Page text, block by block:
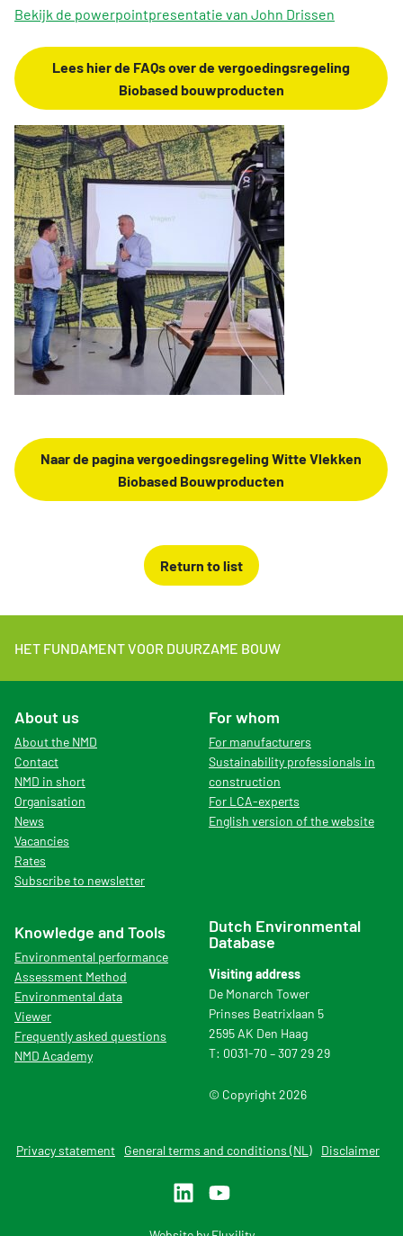
Bekijk de powerpointpresentatie van John Drissen
Lees hier de FAQs over de vergoedingsregeling
Biobased bouwproducten
Naar de pagina vergoedingsregeling Witte Vlekken
Biobased Bouwproducten
Return to list
HET FUNDAMENT VOOR DUURZAME BOUW
About us
About the NMD
Contact
NMD in short
Organisation
News
Vacancies
Rates
Subscribe to newsletter
For whom
For manufacturers
Sustainability professionals in
construction
For LCA-experts
English version of the website
Knowledge and Tools
Environmental performance
Assessment Method
Environmental data
Viewer
Frequently asked questions
NMD Academy
Dutch Environmental
Database
Visiting address
De Monarch Tower
Prinses Beatrixlaan 5
2595 AK Den Haag
T: 0031-70 – 307 29 29
© Copyright 2026
Privacy statement General terms and conditions (NL) Disclaimer